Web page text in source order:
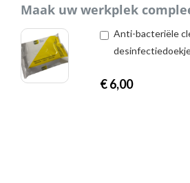
Maak uw werkplek
Anti-bacteriële
€6,00